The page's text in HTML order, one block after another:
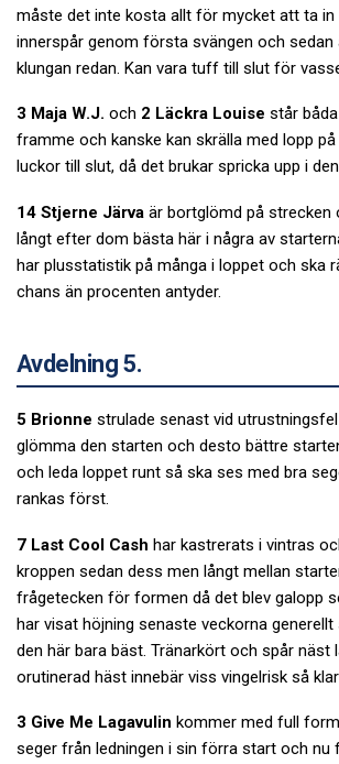
måste det inte kosta allt för mycket att ta in
innerspår genom första svängen och sedan
klungan redan. Kan vara tuff till slut för
3 Maja W.J. och 2 Läckra Louise står
framme och kanske kan skrälla med lopp
luckor till slut, då det brukar spricka upp i
14 Stjerne Järva är bortglömd på strecken
långt efter dom bästa här i några av
har plusstatistik på många i loppet och ska
chans än procenten antyder.
Avdelning 5.
5 Brionne strulade senast vid
glömma den starten och desto bättre
och leda loppet runt så ska ses med bra
rankas först.
7 Last Cool Cash har kastrerats i vintras
kroppen sedan dess men långt mellan
frågetecken för formen då det blev galopp
har visat höjning senaste veckorna
den här bara bäst. Tränarkört och spår näst
orutinerad häst innebär viss vingelrisk så
3 Give Me Lagavulin kommer med full
seger från ledningen i sin förra start och nu